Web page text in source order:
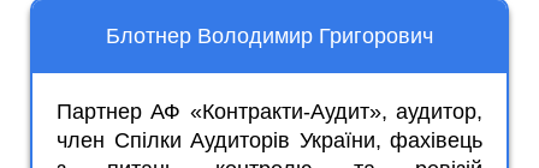
Блотнер Володимир Григорович
Партнер АФ «Контракти-Аудит», аудитор,
член Спілки Аудиторів України, фахівець